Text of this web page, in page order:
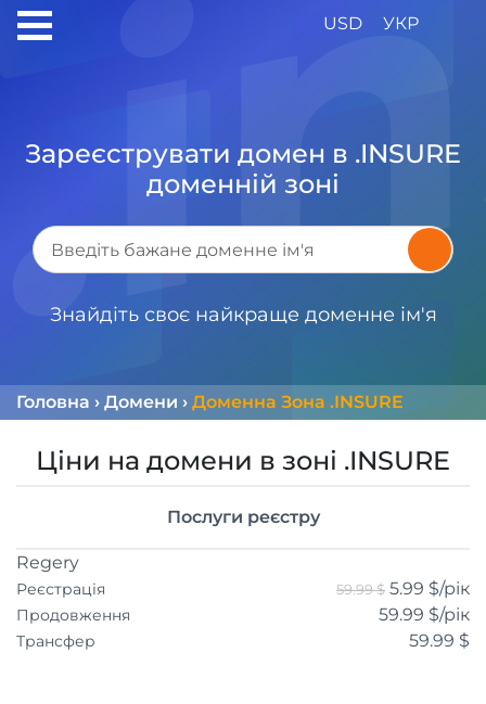
USD УКР
Зареєструвати домен в .INSURE
доменній зоні
Знайдіть своє найкраще доменне ім'я
Головна › Домени › Доменна Зона .INSURE
Ціни на домени в зоні .INSURE
Послуги реєстру
Regery
Реєстрація 59.99 $ 5.99 $/рік
Продовження 59.99 $/рік
Трансфер 59.99 $